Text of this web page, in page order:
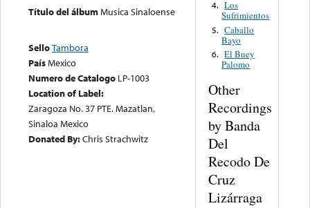
Título del álbumMusica Sinaloense
SelloTambora
PaísMexico
Numero de Catalogo LP-1003
Location of Label:
Zaragoza No. 37 PTE. Mazatlan,
Sinaloa Mexico
Donated By:Chris Strachwitz
4. Los
Sufrimientos
5. Caballo
Bayo
6. El Buey
Palomo
Other
Recordings
by Banda
Del
Recodo De
Cruz
Lizárraga